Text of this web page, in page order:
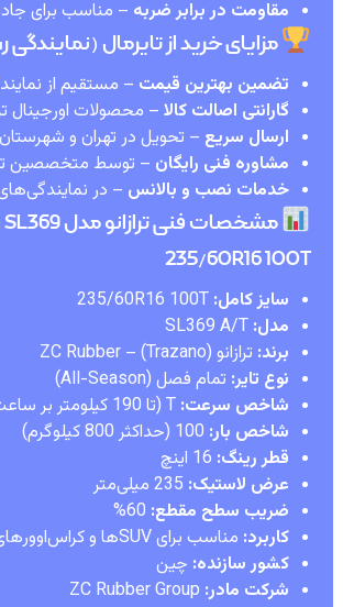
مقاومت در برابر ضربه – مناسب برای
مزایای خرید از تایرمال (نمایندگی
تضمین بهترین قیمت – مستقیم از
گارانتی اصالت کالا – محصولات اورجینال
ارسال سریع – تحویل در تهران و
مشاوره فنی رایگان – توسط متخصصین
خدمات نصب و بالانس – در
235/60R16 100T
سایز کامل:
مدل:
برند: ترازانو (Trazano) – ZC Rubber
نوع تایر: تمام فصل (All-Season)
شاخص سرعت:
شاخص بار:
قطر رینگ:
عرض لاستیک:
ضریب سطح مقطع:
کاربرد: مناسب برای SUVها و کراس‌اوورهای متوسط
کشور سازنده: چین
شرکت مادر: